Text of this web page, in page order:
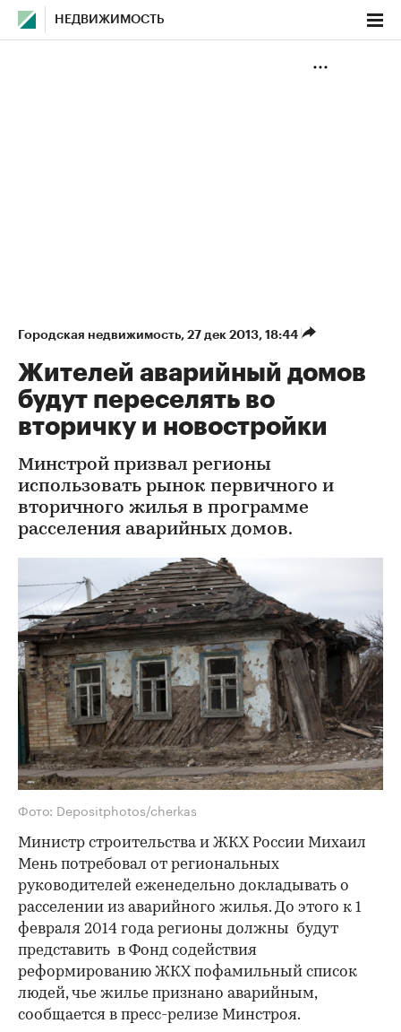
НЕДВИЖИМОСТЬ
Городская недвижимость⁠, 27 дек 2013, 18:44
Жителей аварийный домов
будут переселять во
вторичку и новостройки
Минстрой призвал регионы
использовать рынок первичного и
вторичного жилья в программе
расселения аварийных домов.
Фото: Depositphotos/cherkas
Министр строительства и ЖКХ России Михаил
Мень потребовал от региональных
руководителей еженедельно докладывать о
расселении из аварийного жилья. До этого к 1
февраля 2014 года регионы должны будут
представить в Фонд содействия
реформированию ЖКХ пофамильный список
людей, чье жилье признано аварийным,
сообщается в пресс-релизе Минстроя.